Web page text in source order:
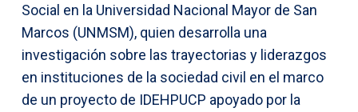
Social en la Universidad Nacional Mayor de San
Marcos (UNMSM), quien desarrolla una
investigación sobre las trayectorias y liderazgos
en instituciones de la sociedad civil en el marco
de un proyecto de IDEHPUCP apoyado por la